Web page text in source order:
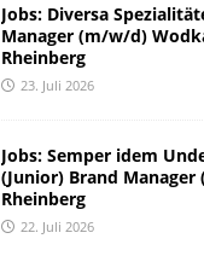
Jobs: Diversa
Manager (m/w/d)
Rheinberg
23. Juli 2026
Jobs: Semper idem
(Junior) Brand
Rheinberg
22. Juli 2026